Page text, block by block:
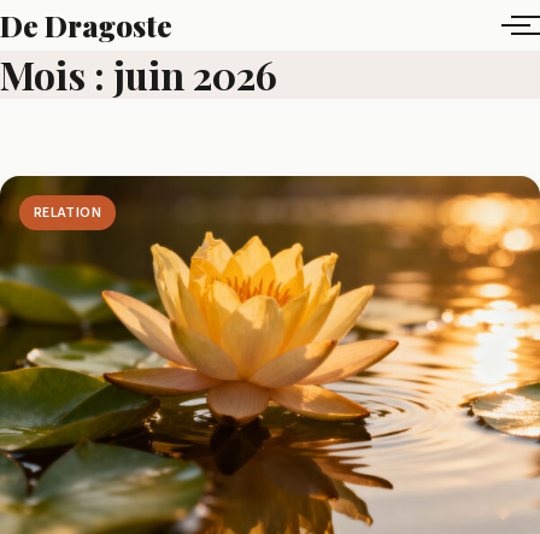
Aller
contenu
De Dragoste
Ensemble,
Mois : juin 2026
RELATION